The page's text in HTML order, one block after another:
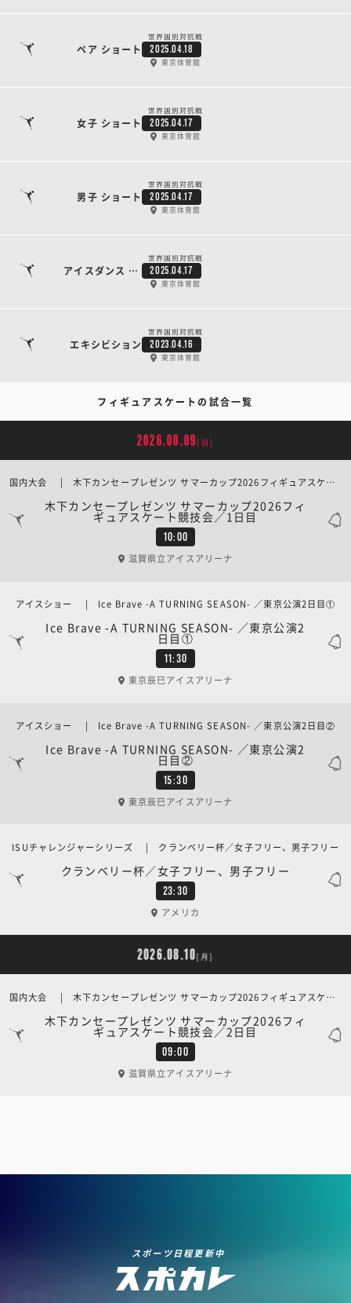
世界国別対抗戦
ペア ショート 2025.04.18
東京体育館
世界国別対抗戦
女子 ショート 2025.04.17
東京体育館
世界国別対抗戦
男子 ショート 2025.04.17
東京体育館
世界国別対抗戦
アイスダンス リズムダンス 2025.04.17
東京体育館
世界国別対抗戦
エキシビション 2023.04.16
東京体育館
フィギュアスケートの試合一覧
2026.08.09 [日]
10:00
木下カンセープレゼンツ サマーカップ2026フィ
ギュアスケート競技会／1日目
国内大会 | 木下カンセープレゼンツ サマーカップ2026フィギュアスケート競技会／1日目
滋賀県立アイスアリーナ
11:30
Ice Brave -A TURNING SEASON- ／東京公演2
日目①
アイスショー | Ice Brave -A TURNING SEASON- ／東京公演2日目①
東京辰巳アイスアリーナ
15:30
Ice Brave -A TURNING SEASON- ／東京公演2
日目②
アイスショー | Ice Brave -A TURNING SEASON- ／東京公演2日目②
東京辰巳アイスアリーナ
23:30
クランベリー杯／女子フリー、男子フリー
ISUチャレンジャーシリーズ | クランベリー杯／女子フリー、男子フリー
アメリカ
2026.08.10[月]
09:00
木下カンセープレゼンツ サマーカップ2026フィ
ギュアスケート競技会／2日目
国内大会 | 木下カンセープレゼンツ サマーカップ2026フィギュアスケート競技会／2日目
滋賀県立アイスアリーナ
スポーツ日程更新中